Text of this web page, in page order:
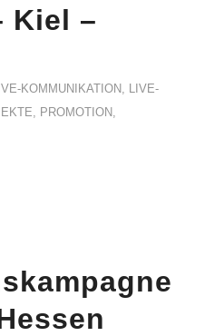
Kiel –
KOMMUNIKATION
LIVE-
PROMOTION